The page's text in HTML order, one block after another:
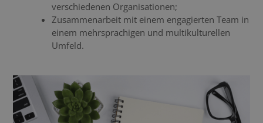
verschiedenen Organisationen;
Zusammenarbeit mit einem engagierten Team in
einem mehrsprachigen und multikulturellen
Umfeld.